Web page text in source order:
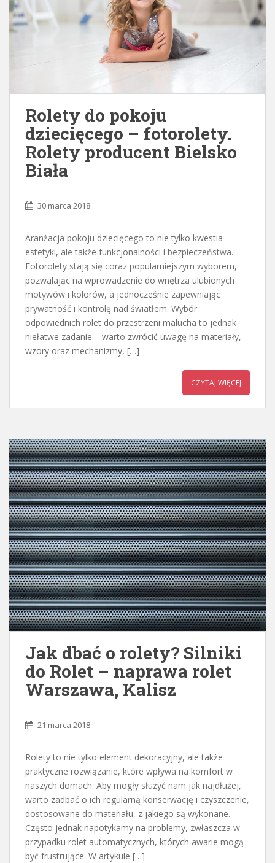
Rolety do pokoju
dziecięcego – fotorolety.
Rolety producent Bielsko
Biała
30 marca 2018
Aranżacja pokoju dziecięcego to nie tylko kwestia
estetyki, ale także funkcjonalności i bezpieczeństwa.
Fotorolety stają się coraz popularniejszym wyborem,
pozwalając na wprowadzenie do wnętrza ulubionych
motywów i kolorów, a jednocześnie zapewniając
prywatność i kontrolę nad światłem. Wybór
odpowiednich rolet do przestrzeni malucha to jednak
niełatwe zadanie – warto zwrócić uwagę na materiały,
wzory oraz mechanizmy, […]
CZYTAJ WIĘCEJ
Jak dbać o rolety? Silniki
do Rolet – naprawa rolet
Warszawa, Kalisz
21 marca 2018
Rolety to nie tylko element dekoracyjny, ale także
praktyczne rozwiązanie, które wpływa na komfort w
naszych domach. Aby mogły służyć nam jak najdłużej,
warto zadbać o ich regularną konserwację i czyszczenie,
dostosowane do materiału, z jakiego są wykonane.
Często jednak napotykamy na problemy, zwłaszcza w
przypadku rolet automatycznych, których awarie mogą
być frustrujące. W artykule […]